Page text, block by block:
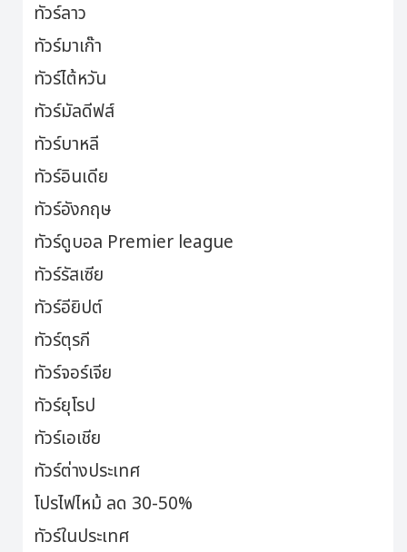
ทัวร์ลาว
ทัวร์มาเก๊า
ทัวร์ไต้หวัน
ทัวร์มัลดีฟส์
ทัวร์บาหลี
ทัวร์อินเดีย
ทัวร์อังกฤษ
ทัวร์ดูบอล Premier league
ทัวร์รัสเซีย
ทัวร์อียิปต์
ทัวร์ตุรกี
ทัวร์จอร์เจีย
ทัวร์ยุโรป
ทัวร์เอเชีย
ทัวร์ต่างประเทศ
โปรไฟไหม้ ลด 30-50%
ทัวร์ในประเทศ